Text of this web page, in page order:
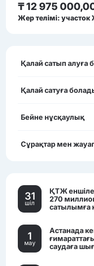
₸ 12 975
Жер телімі:
Қалай сатып алуға
Қалай сатуға
Бейне нұсқаулық
Сұрақтар мен
31
шiл
ҚТЖ
270
сатылымға
1
мау
Астанада
саудаға